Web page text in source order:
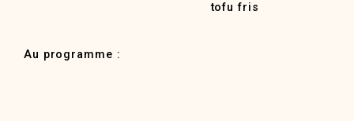
Au programme :
tofu fris